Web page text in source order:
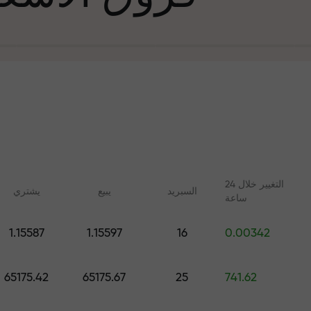
في التجارة
جائزة هديتك
يشتري يبيع السبرید
التغيير خلال 24
ساعة
1.15587 1.15597 16 0.00342
65175.42 65175.67 25 741.62
وندوات عبر الإنترنت لجميع
الرقمية والعقود الآجلة